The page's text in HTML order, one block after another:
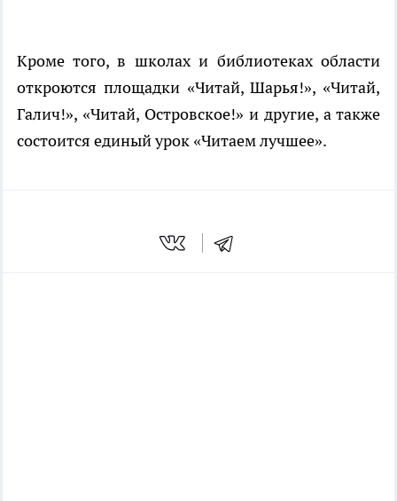
Кроме того, в школах и библиотеках области
откроются площадки «Читай, Шарья!», «Читай,
Галич!», «Читай, Островское!» и другие, а также
состоится единый урок «Читаем лучшее».